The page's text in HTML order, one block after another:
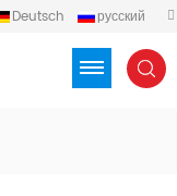
Deutsch
русский